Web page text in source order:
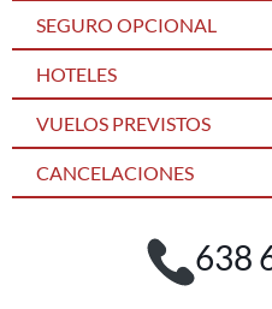
SEGURO OPCIONAL
HOTELES
VUELOS PREVISTOS
CANCELACIONES
638